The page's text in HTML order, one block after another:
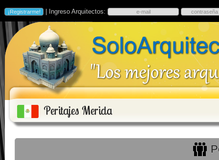
| Ingreso Arquitectos:
Peritajes Merida